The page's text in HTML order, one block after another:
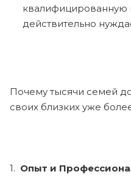
квалифицированную
действительно
Почему тысячи семей
своих близких уже
1. Опыт и